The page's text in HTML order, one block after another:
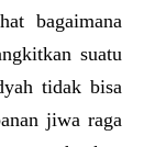
bagaimana
suatu
tidak bisa
jiwa raga